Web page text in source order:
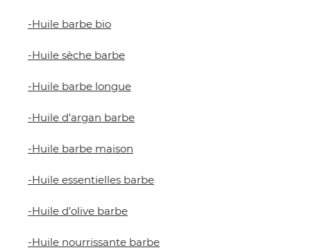
-Huile barbe bio
-Huile sèche barbe
-Huile barbe longue
-Huile d’argan barbe
-Huile barbe maison
-Huile essentielles barbe
-Huile d’olive barbe
-Huile nourrissante barbe